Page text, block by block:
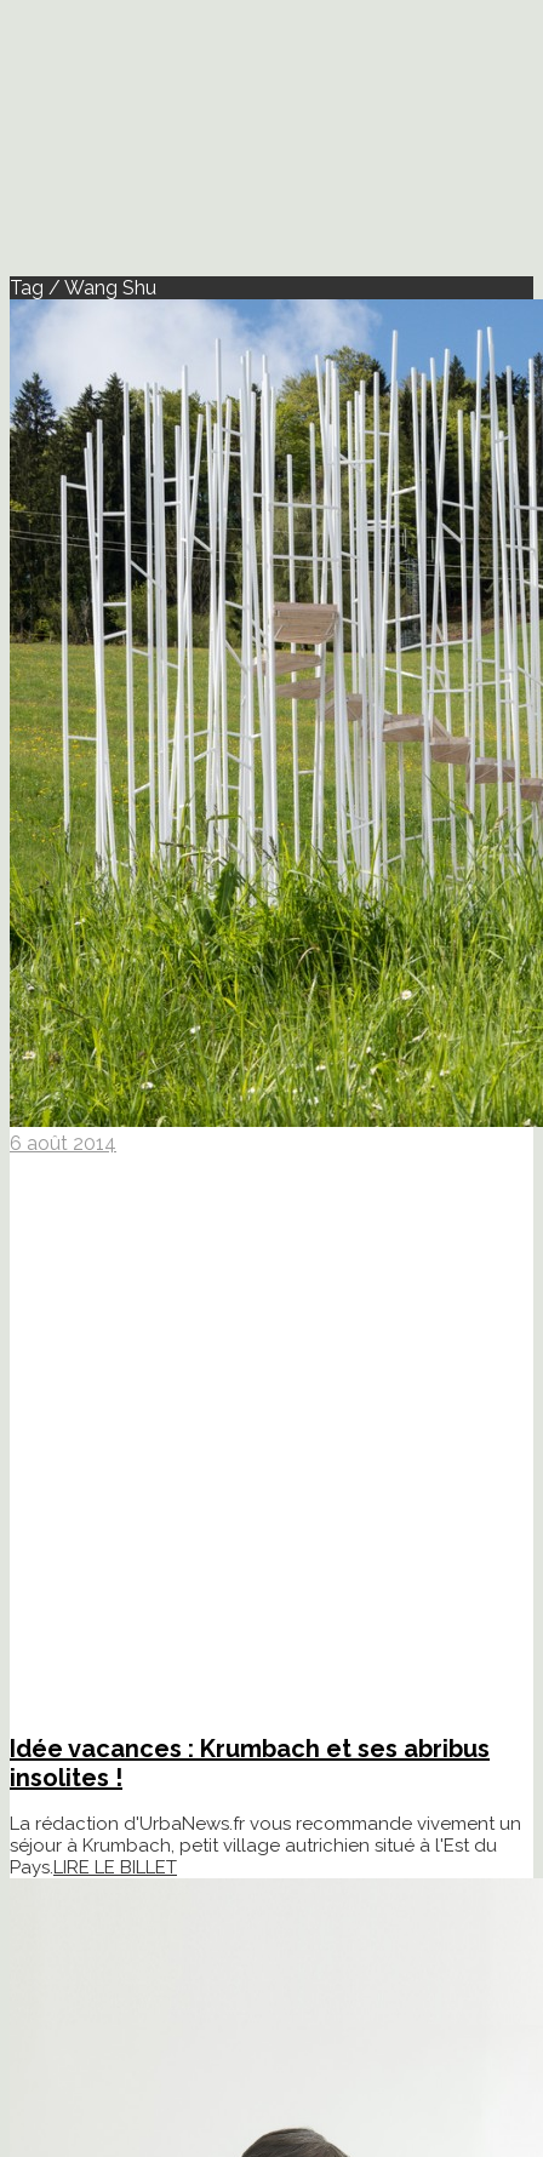
Tag / Wang Shu
6 août 2014
Idée vacances : Krumbach et ses abribus
insolites !
La rédaction d'UrbaNews.fr vous recommande vivement un
séjour à Krumbach, petit village autrichien situé à l'Est du
Pays. LIRE LE BILLET